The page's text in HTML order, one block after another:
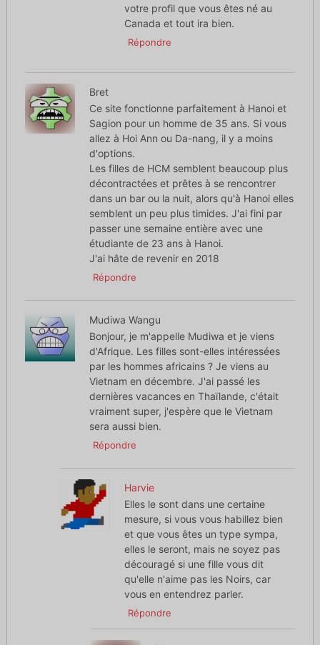
votre profil que vous êtes né au
Canada et tout ira bien.
Répondre
Bret
Ce site fonctionne parfaitement à Hanoi et
Sagion pour un homme de 35 ans. Si vous
allez à Hoi Ann ou Da-nang, il y a moins
d'options.
Les filles de HCM semblent beaucoup plus
décontractées et prêtes à se rencontrer
dans un bar ou la nuit, alors qu'à Hanoi elles
semblent un peu plus timides. J'ai fini par
passer une semaine entière avec une
étudiante de 23 ans à Hanoi.
J'ai hâte de revenir en 2018
Répondre
Mudiwa Wangu
Bonjour, je m'appelle Mudiwa et je viens
d'Afrique. Les filles sont-elles intéressées
par les hommes africains ? Je viens au
Vietnam en décembre. J'ai passé les
dernières vacances en Thaïlande, c'était
vraiment super, j'espère que le Vietnam
sera aussi bien.
Répondre
Harvie
Elles le sont dans une certaine
mesure, si vous vous habillez bien
et que vous êtes un type sympa,
elles le seront, mais ne soyez pas
découragé si une fille vous dit
qu'elle n'aime pas les Noirs, car
vous en entendrez parler.
Répondre